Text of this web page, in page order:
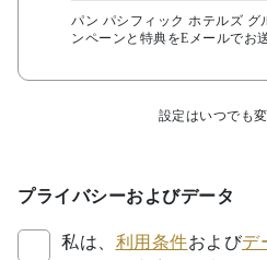
パン パシフィック ホテルズ グ
ンペーンと特典をEメールでお
設定はいつでも
プライバシーおよびデータ
私は、 利用条件およびデ